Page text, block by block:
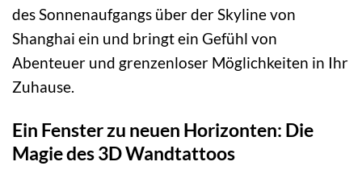
des Sonnenaufgangs über der Skyline von
Shanghai ein und bringt ein Gefühl von
Abenteuer und grenzenloser Möglichkeiten in Ihr
Zuhause.
Ein Fenster zu neuen Horizonten: Die
Magie des 3D Wandtattoos